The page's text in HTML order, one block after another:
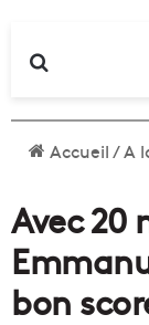
Accueil/A
Avec 20
bon